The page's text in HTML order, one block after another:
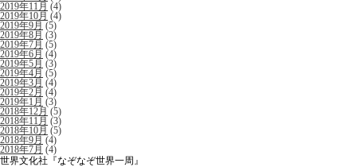
2019年11月 (4)
2019年10月 (4)
2019年9月 (5)
2019年8月 (3)
2019年7月 (5)
2019年6月 (4)
2019年5月 (3)
2019年4月 (5)
2019年3月 (4)
2019年2月 (4)
2019年1月 (3)
2018年12月(5)
2018年11月 (3)
2018年10月 (5)
2018年9月 (4)
2018年7月 (4)
世界文化社『なぞなぞ世界一周』